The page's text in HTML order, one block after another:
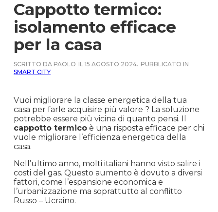
Cappotto termico:
isolamento efficace
per la casa
SCRITTO DA PAOLO IL 15 AGOSTO 2024. PUBBLICATO IN
SMART CITY
Vuoi migliorare la classe energetica della tua
casa per farle acquisire più valore ? La soluzione
potrebbe essere più vicina di quanto pensi. Il
cappotto termico è una risposta efficace per chi
vuole migliorare l’efficienza energetica della
casa.
Nell’ultimo anno, molti italiani hanno visto salire i
costi del gas. Questo aumento è dovuto a diversi
fattori, come l’espansione economica e
l’urbanizzazione ma soprattutto al conflitto
Russo – Ucraino.